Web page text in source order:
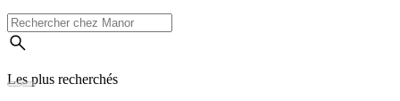
Les plus recherchés